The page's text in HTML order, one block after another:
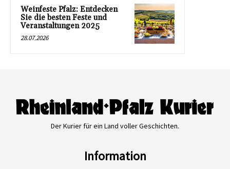
Weinfeste Pfalz: Entdecken
Sie die besten Feste und
Veranstaltungen 2025
28.07.2026
Der Kurier für ein Land voller Geschichten.
Information